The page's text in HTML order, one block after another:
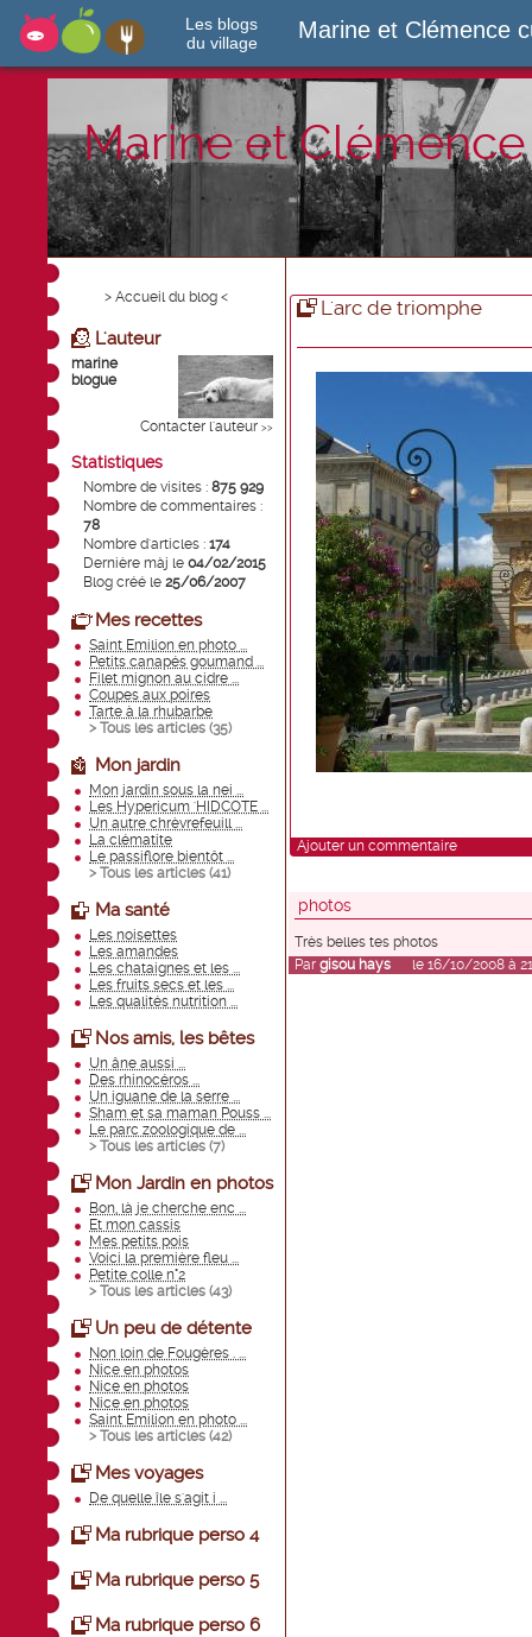
Les blogs
du village
Marine et Clémence
Marine et
> Accueil du blog <
L'auteur
marine
blogue
Contacter l'auteur >>
Statistiques
Nombre de visites : 875 929
Nombre de commentaires :
78
Nombre d'articles : 174
Dernière màj le 04/02/2015
Blog créé le 25/06/2007
Mes recettes
Saint Emilion en photo ...
Petits canapés goumand ...
Filet mignon au cidre ...
Coupes aux poires
Tarte à la rhubarbe
> Tous les articles (35)
Mon jardin
Mon jardin sous la nei ...
Les Hypericum 'HIDCOTE ...
Un autre chrèvrefeuill ...
La clématite
Le passiflore bientôt ...
> Tous les articles (41)
Ma santé
Les noisettes
Les amandes
Les chataignes et les ...
Les fruits secs et les ...
Les qualités nutrition ...
Nos amis, les bêtes
Un âne aussi ...
Des rhinocéros ...
Un iguane de la serre ...
Sham et sa maman Pouss ...
Le parc zoologique de ...
> Tous les articles (7)
Mon Jardin en photos
Bon, là je cherche enc ...
Et mon cassis
Mes petits pois
Voici la première fleu ...
Petite colle n°2
> Tous les articles (43)
Un peu de détente
Non loin de Fougères . ...
Nice en photos
Nice en photos
Nice en photos
Saint Emilion en photo ...
> Tous les articles (42)
Mes voyages
De quelle île s'agit i ...
Ma rubrique perso 4
Ma rubrique perso 5
Ma rubrique perso 6
L'arc de triomphe
Ajouter un commentaire
photos
Très belles tes photos
Par gisou haysle 16/10/2008 à